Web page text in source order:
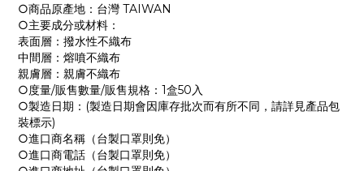
○商品原產地：台灣 TAIWAN
○主要成分或材料：
表面層：撥水性不織布
中間層：熔噴不織布
親膚層：親膚不織布
○度量/販售數量/販售規格：1盒50入
○製造日期：(製造日期會因庫存批次而有所不同，請詳見產品包
裝標示)
○進口商名稱（台製口罩則免）
○進口商電話（台製口罩則免）